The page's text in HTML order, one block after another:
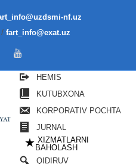
nf.uz
/ fart_info@exat.uz
HEMIS
KUTUBXONA
KORPORATIV POCHTA
JURNAL
★ XIZMATLARNI
BAHOLASH
QIDIRUV